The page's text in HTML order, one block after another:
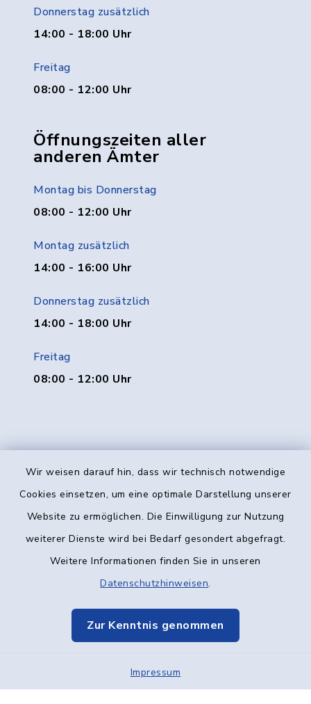
Wir weisen darauf hin, dass wir technisch notwendige
Cookies einsetzen, um eine optimale Darstellung unserer
Website zu ermöglichen. Die Einwilligung zur Nutzung
weiterer Dienste wird bei Bedarf gesondert abgefragt.
Weitere Informationen finden Sie in unseren
Datenschutzhinweisen.
Zur Kenntnis genommen
Impressum
Donnerstag zusätzlich
14:00 - 18:00 Uhr
Freitag
08:00 - 12:00 Uhr
Öffnungszeiten aller
anderen Ämter
Montag bis Donnerstag
08:00 - 12:00 Uhr
Montag zusätzlich
14:00 - 16:00 Uhr
Donnerstag zusätzlich
14:00 - 18:00 Uhr
Freitag
08:00 - 12:00 Uhr
Kontakt
Datenschutz
Elektronische Kommunikation
Sitemap